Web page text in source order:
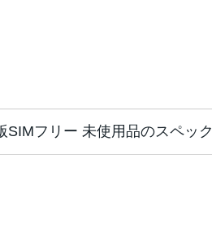
フリー 未使用品のスペック